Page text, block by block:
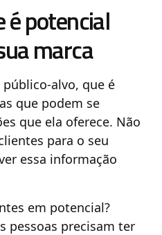
é potencial
marca
alvo, que é
que podem se
que ela oferece. Não
para o seu
essa informação
em potencial?
pessoas precisam ter